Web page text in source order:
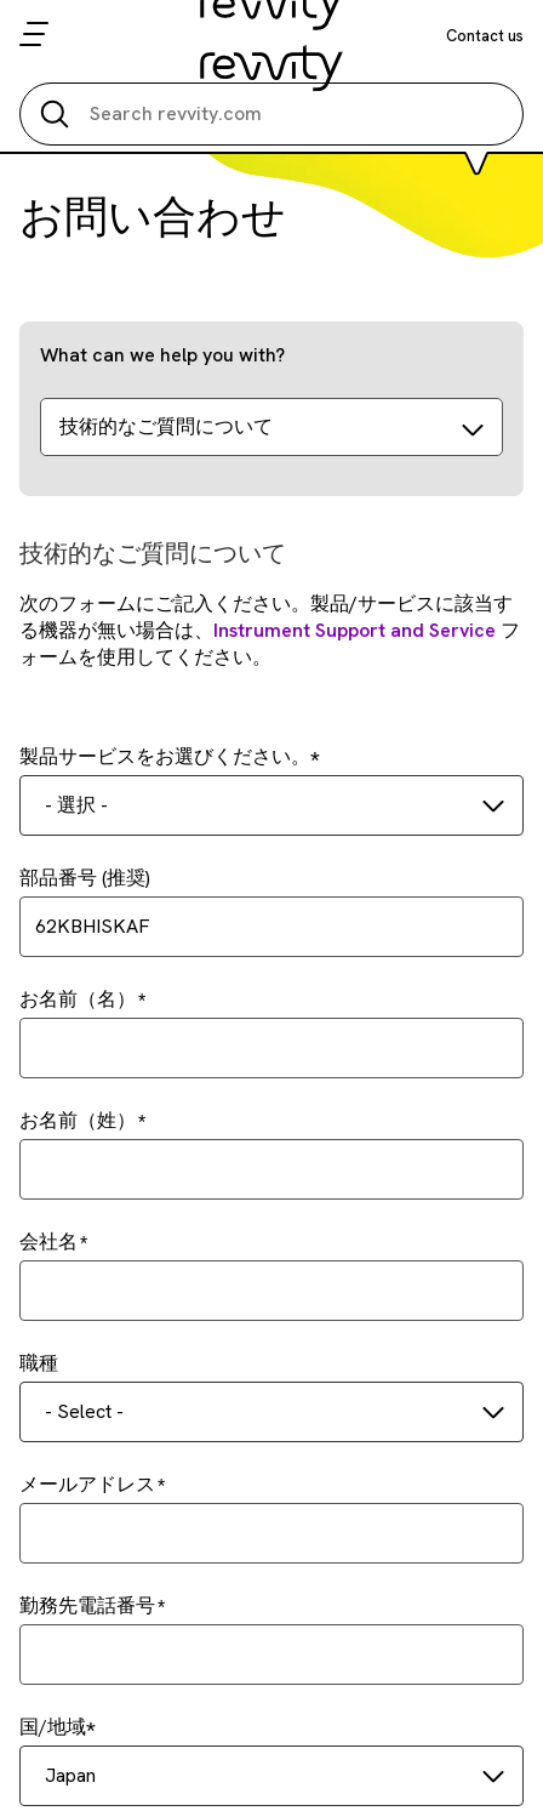
Contact us
お問い合わせ
What can we help you with?
技術的なご質問について
技術的なご質問について
次のフォームにご記入ください。製品/サービスに該当す
る機器が無い場合は、 Instrument Support and Service フ
ォームを使用してください。
製品サービスをお選びください。
- 選択 -
部品番号 (推奨)
お名前（名）
お名前（姓）
会社名
職種
- Select -
メールアドレス
勤務先電話番号
国/地域
Japan